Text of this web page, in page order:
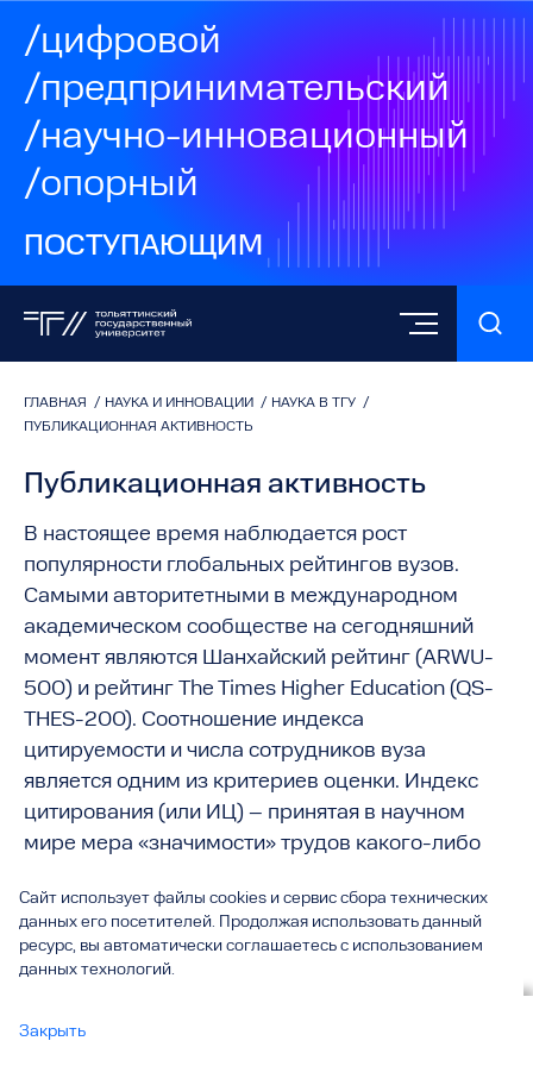
/цифровой
/предпринимательский
/научно-инновационный
/опорный
ПОСТУПАЮЩИМ
ГЛАВНАЯ / НАУКА И ИННОВАЦИИ / НАУКА В ТГУ /
ПУБЛИКАЦИОННАЯ АКТИВНОСТЬ
Публикационная активность
Вы смотрите
В настоящее время наблюдается рост
популярности глобальных рейтингов вузов.
Самыми авторитетными в международном
академическом сообществе на сегодняшний
момент являются Шанхайский рейтинг (ARWU-
500) и рейтинг The Times Higher Education (QS-
THES-200). Соотношение индекса
цитируемости и числа сотрудников вуза
является одним из критериев оценки. Индекс
цитирования (или ИЦ) – принятая в научном
мире мера «значимости» трудов какого-либо
количеством ссылок на этот труд (или фамилию)
в других источниках.
исследований на международном уровне и открывает новые
Сайт использует файлы cookies и сервис сбора технических
данных его посетителей. Продолжая использовать данный
ресурс, вы автоматически соглашаетесь с использованием
данных технологий.
Закрыть